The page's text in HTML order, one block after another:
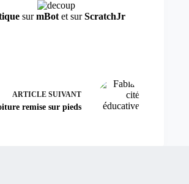
surmBot et surScratchJr
ARTICLE SUIVANT
remise sur pieds